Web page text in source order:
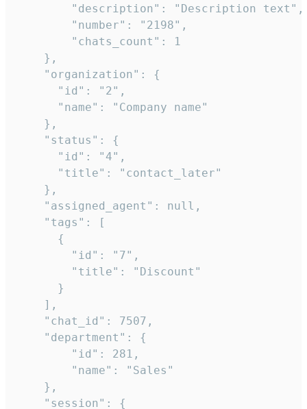
        "description": "Description text",
        "number": "2198",
        "chats_count": 1
    },
    "organization": {
      "id": "2",
      "name": "Company name"
    },
    "status": {
      "id": "4",
      "title": "contact_later"
    },
    "assigned_agent": null,
    "tags": [
      {
        "id": "7",
        "title": "Discount"
      }
    ],
    "chat_id": 7507,
    "department": {
        "id": 281,
        "name": "Sales"
    },
    "session": {